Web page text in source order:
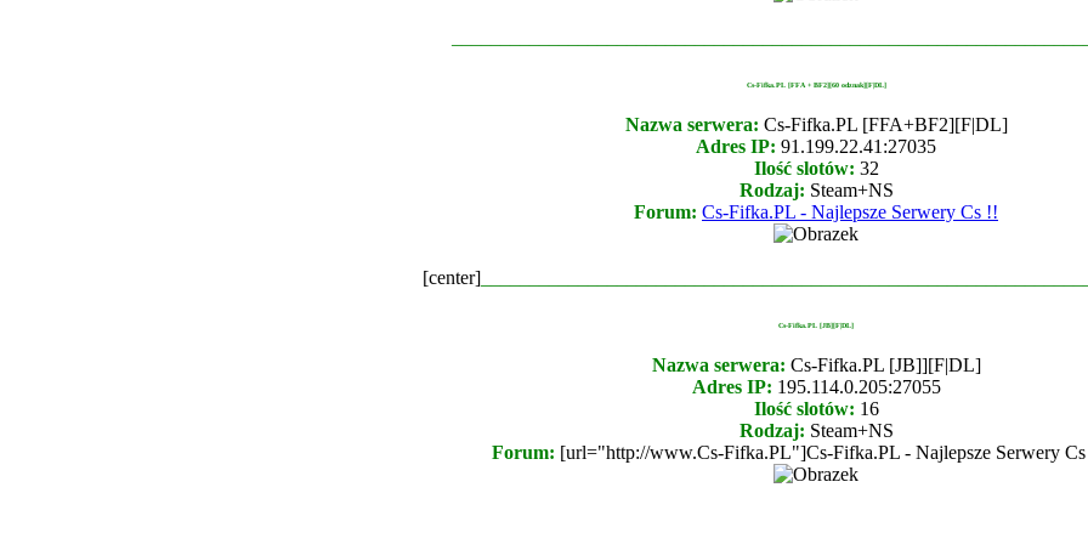
Cs-Fifka.PL [FFA + BF2][60 odznak][F|DL]
Nazwa serwera: Cs-Fifka.PL [FFA+BF2][F|DL]
Adres IP: 91.199.22.41:27035
Ilość slotów: 32
Rodzaj: Steam+NS
Forum: Cs-Fifka.PL - Najlepsze Serwery Cs !!
[center]
Cs-Fifka.PL [JB][F|DL]
Nazwa serwera: Cs-Fifka.PL [JB]][F|DL]
Adres IP: 195.114.0.205:27055
Ilość slotów: 16
Rodzaj: Steam+NS
Forum: [url="http://www.Cs-Fifka.PL"]Cs-Fifka.PL - Najlepsze Serwery